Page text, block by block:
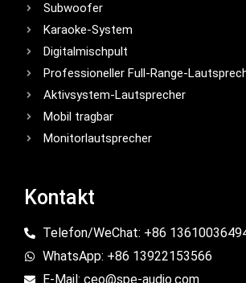
Subwoofer
Karaoke-System
Digitalmischpult
Professioneller Full-Range-
Aktivsystem-Lautsprecher
Mobil tragbar
Monitorlautsprecher
Kontakt
Telefon/WeChat: +86
WhatsApp: +86 13922153566
E-Mail: ceo@spe-audio.com